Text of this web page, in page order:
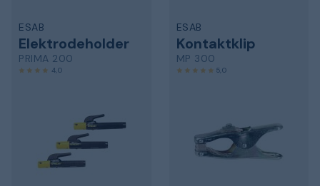
ESAB
Elektrodeholder
PRIMA 200
4,0
ESAB
Kontaktklip
MP 300
5,0